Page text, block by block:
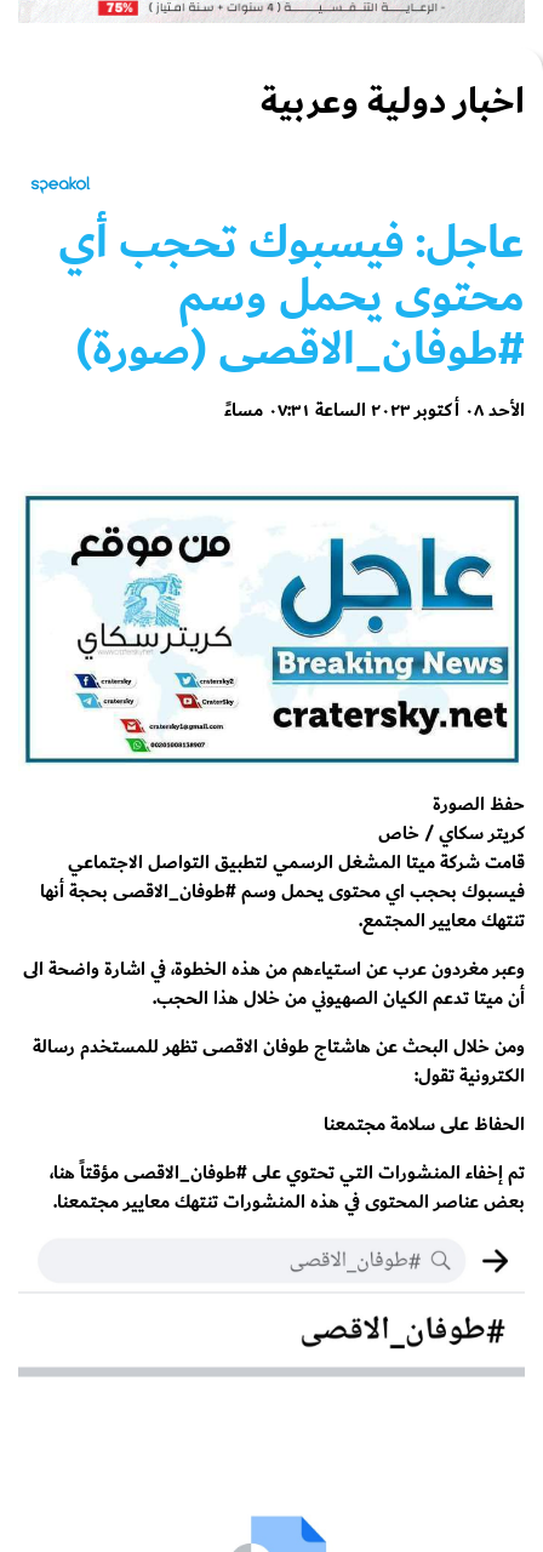
اخبار دولية وعربية
عاجل: فيسبوك تحجب أي
محتوى يحمل وسم
#طوفان_الاقصى (صورة)
الأحد ٠٨ أكتوبر ٢٠٢٣ الساعة ٠٧:٣١ مساءً
حفظ الصورة
كريتر سكاي / خاص
قامت شركة ميتا المشغل الرسمي لتطبيق التواصل الاجتماعي
فيسبوك بحجب اي محتوى يحمل وسم #طوفان_الاقصى بحجة أنها
تنتهك معايير المجتمع.
وعبر مغردون عرب عن استياءهم من هذه الخطوة، في اشارة واضحة الى
أن ميتا تدعم الكيان الصهيوني من خلال هذا الحجب.
ومن خلال البحث عن هاشتاج طوفان الاقصى تظهر للمستخدم رسالة
الكترونية تقول:
الحفاظ على سلامة مجتمعنا
تم إخفاء المنشورات التي تحتوي على #طوفان_الاقصى مؤقتاً هنا،
بعض عناصر المحتوى في هذه المنشورات تنتهك معايير مجتمعنا.